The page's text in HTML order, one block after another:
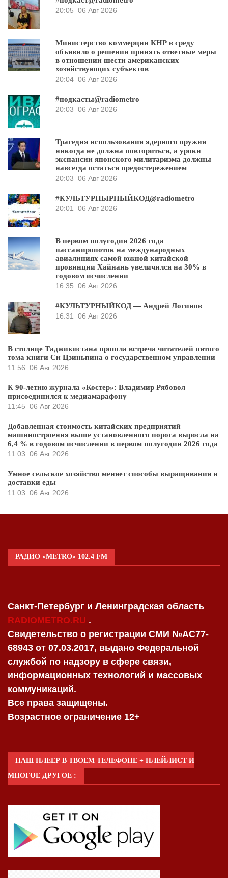
20:05 06 Авг 2026
Министерство коммерции КНР в среду
объявило о решении принять ответные меры
в отношении шести американских
хозяйствующих субъектов
20:04 06 Авг 2026
#подкасты@radiometro
20:03 06 Авг 2026
Трагедия использования ядерного оружия
никогда не должна повториться, а уроки
экспансии японского милитаризма должны
навсегда остаться предостережением
20:03 06 Авг 2026
#КУЛЬТУРНЫРНЫЙКОД@radiometro
20:01
06 Авг 2026
В первом полугодии 2026 года
пассажиропоток на международных
авиалиниях самой южной китайской
провинции Хайнань увеличился на 30% в
годовом исчислении
16:35 06 Авг 2026
#КУЛЬТУРНЫЙКОД — Андрей Логинов
16:31
06 Авг 2026
В столице Таджикистана прошла встреча читателей пятого
тома книги Си Цзиньпина о государственном управлении
11:56 06 Авг 2026
К 90-летию журнала «Костер»: Владимир Рябовол
присоединился к медиамарафону
11:45 06 Авг 2026
Добавленная стоимость китайских предприятий
машиностроения выше установленного порога выросла на
6,4 % в годовом исчислении в первом полугодии 2026 года
11:03 06 Авг 2026
Умное сельское хозяйство меняет способы выращивания и
доставки еды
11:03 06 Авг 2026
РАДИО «METRO» 102.4 FM
Санкт-Петербург и Ленинградская область
RADIOMETRO.RU .
Свидетельство о регистрации СМИ №AC77-
68943 от 07.03.2017, выдано Федеральной
службой по надзору в сфере связи,
информационных технологий и массовых
коммуникаций.
Все права защищены.
Возрастное ограничение 12+
НАШ ПЛЕЕР В ТВОЕМ ТЕЛЕФОНЕ + ПЛЕЙЛИСТ И
МНОГОЕ ДРУГОЕ :